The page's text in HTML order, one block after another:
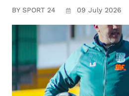
BY SPORT 24 09 July 2026